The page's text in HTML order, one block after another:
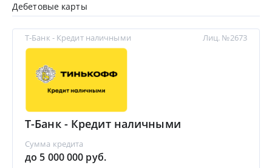
Дебетовые карты
Т-Банк - Кредит наличными
Т-Банк - Кредит наличными
Сумма кредита
до 5 000 000 руб.
Лиц. №2673